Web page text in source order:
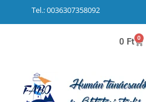
Tel.: 0036307358092
0 Ft 0